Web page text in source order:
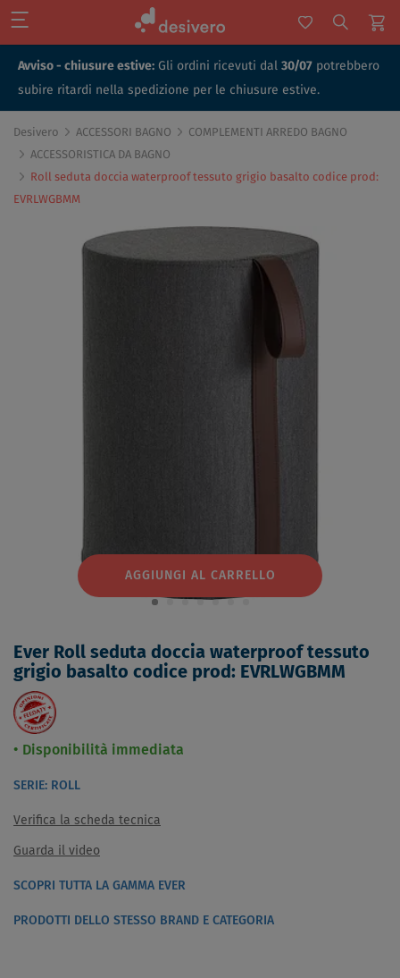
Avviso - chiusure estive: Gli ordini ricevuti dal 30/07 potrebbero
subire ritardi nella spedizione per le chiusure estive.
Desivero ACCESSORI BAGNO
COMPLEMENTI ARREDO BAGNO
ACCESSORISTICA DA BAGNO
Roll seduta doccia waterproof tessuto grigio basalto codice prod:
EVRLWGBMM
AGGIUNGI AL CARRELLO
Ever Roll seduta doccia waterproof tessuto
grigio basalto codice prod: EVRLWGBMM
Disponibilità immediata
SERIE: ROLL
Verifica la scheda tecnica
Guarda il video
SCOPRI TUTTA LA GAMMA EVER
PRODOTTI DELLO STESSO BRAND E CATEGORIA